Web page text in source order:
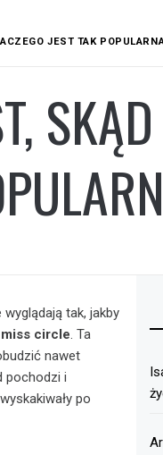
JEST TAK
tak, jakby
miss circle. Ta
nawet
pochodzi i
po